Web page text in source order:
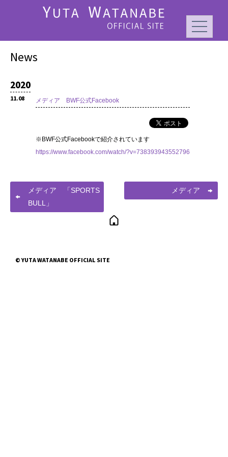
News
2020
11.08 メディア BWF公式Facebook
※BWF公式Facebookで紹介されています
https://www.facebook.com/watch/?v=738393943552796
メディア 「SPORTS
BULL」
メディア
© YUTA WATANABE OFFICIAL SITE